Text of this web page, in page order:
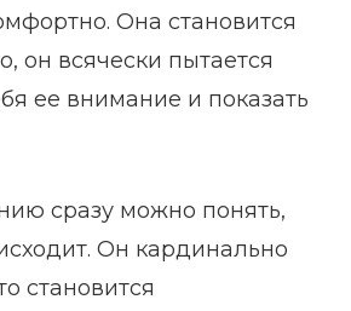
Она становится
он всячески пытается
ее внимание и показать
сразу можно понять,
Он кардинально
становится